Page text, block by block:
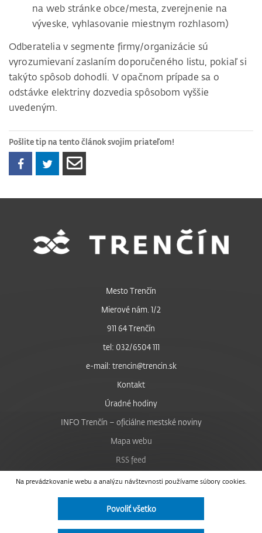
na web stránke obce/mesta, zverejnenie na
výveske, vyhlasovanie miestnym rozhlasom)
Odberatelia v segmente firmy/organizácie sú
vyrozumievaní zaslaním doporučeného listu, pokiaľ si
takýto spôsob dohodli. V opačnom prípade sa o
odstávke elektriny dozvedia spôsobom vyššie
uvedeným.
Pošlite tip na tento článok svojim priateľom!
Na prevádzkovanie webu a analýzu návštevnosti používame súbory cookies.
Povoliť všetko
Mesto Trenčín
Mierové nám. 1/2
911 64 Trenčín
tel: 032/6504 111
e-mail: trencin@trencin.sk
Kontakt
Úradné hodiny
INFO Trenčín – oficiálne mestské noviny
Mapa webu
RSS feed
Nastavenie cookies
Facebook